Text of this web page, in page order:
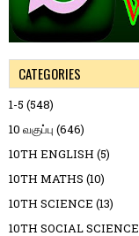
CATEGORIES
1-5 (548)
10 வகுப்பு (646)
10TH ENGLISH (5)
10TH MATHS (10)
10TH SCIENCE (13)
10TH SOCIAL SCIENCE